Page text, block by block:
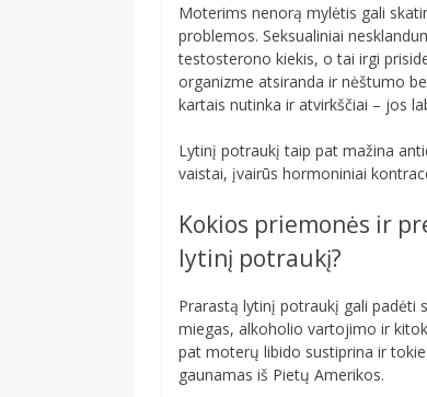
Moterims nenorą mylėtis gali
problemos. Seksualiniai
testosterono kiekis, o tai irgi
organizme atsiranda ir nėštumo
kartais nutinka ir atvirkščiai – jos
Lytinį potraukį taip pat mažina
vaistai, įvairūs hormoniniai
Kokios priemonės ir
lytinį potraukį?
Prarastą lytinį potraukį gali padėti
miegas, alkoholio vartojimo ir
pat moterų libido sustiprina ir
gaunamas iš Pietų Amerikos.